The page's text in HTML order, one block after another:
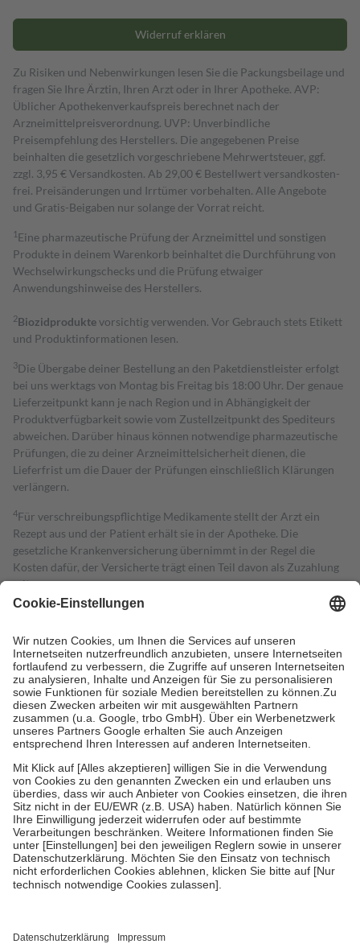
Widerruf erklären
Zu Risiken und Nebenwirkungen lesen Sie die Packungsbeilage und
fragen Sie Ihre Ärztin, Ihren Arzt oder in Ihrer Apotheke. AVP:
Üblicher Apothekenverkaufspreis berechnet nach der
Arzneimittelpreisverordnung. UVP: Unverbindliche
Preisempfehlung des Herstellers. Die angegebenen Preise
beinhalten die gesetzlich vorgeschriebene Mehrwertsteuer, ggf.
zzgl. 3,95 € Versandkosten. Ab 29,00 € Bestell­wert versand­kosten­
frei. Preisänderungen und Irrtümer vorbehalten. Alle Angebote
und Gratis-Beigaben nur solange der Vorrat reicht.
1 Eine pharmazeutische Prüfung der Arzneimittel und sonstigen
Produkte in deinem Warenkorb beinhaltet die Durchführung von
Wechselwirkungschecks und die Prüfung etwaiger
Anwendungshinweise des Herstellers.
2Biozidproduktevorsichtig verwenden. Vor Gebrauch stets Etikett
und Produktinformationen lesen.
3Die Übergabe deiner Bestellung an den Paketdienstleister erfolgt
bei uns werktags von Montag bis Freitag bis 18:00 Uhr. Der genaue
Lieferzeitpunkt kann je nach Region und in Abhängigkeit der
Produktverfügbarkeit sowie vom Zustellzeitpunkt des Spediteurs
abweichen. Darüber hinaus können notwendige pharmazeutische
Prüfungen, die zu deiner Arzneimittelsicherheit dienen, die
Lieferfrist um die Dauer der Prüfungen einschließlich Klärungen
verlängern.
4Für verschreibungspflichtige Medikamente stellt der Arzt ein
Rezept aus und der Patient erhält sie in der Apotheke. Die
gesetzliche Krankenversicherung übernimmt in der Regel die
Kosten dafür, der Versicherte trägt einen Teil davon als Zuzahlung
mit.
Grundsätzlich leisten Mitglieder Zuzahlungen in Höhe von zehn
höchstens zehn Euro.
Es sind jedoch nie mehr als die tatsächlichen
Kosten der Leistung zu entrichten.
Diese Regeln gelten grundsätzlich auch für Online-Apotheken.
Bei Heilmitteln und häuslicher Krankenpflege beträgt die
Zuzahlung zehn Prozent der Kosten sowie zehn Euro je
Verordnung.
Um das Engagement der Versicherten für ihre eigene Gesundheit zu
stärken und die besondere Stellung der Familie zu unterstützen,
fallenkeine Zuzahlungenan bei:
• Kindern und Jugendlichen bis zum vollendeten 18. Lebensjahr
mit Ausnahme der Fahrkosten
• Untersuchungen zur Vorsorge und Früherkennung, die von der
GKV getragen werden
• empfohlenen Schutzimpfungen
• Harn- und Blutteststreifen
getroffen, um sicherzustellen, dass es sich um echte Bewertungen